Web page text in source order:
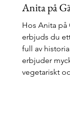
Anita på
Hos Anita på
erbjuds du
full av
erbjuder
vegetariskt